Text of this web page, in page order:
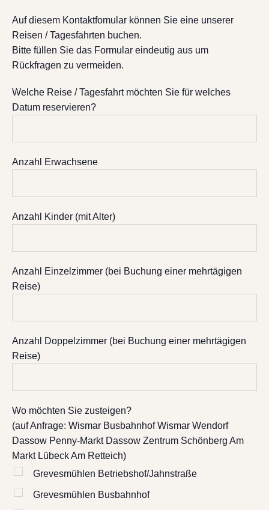
Auf diesem Kontaktfomular können Sie eine unserer
Reisen / Tagesfahrten buchen.
Bitte füllen Sie das Formular eindeutig aus um
Rückfragen zu vermeiden.
Welche Reise / Tagesfahrt möchten Sie für welches
Datum reservieren?
Anzahl Erwachsene
Anzahl Kinder (mit Alter)
Anzahl Einzelzimmer (bei Buchung einer mehrtägigen
Reise)
Anzahl Doppelzimmer (bei Buchung einer mehrtägigen
Reise)
Wo möchten Sie zusteigen?
(auf Anfrage: Wismar Busbahnhof Wismar Wendorf
Dassow Penny-Markt Dassow Zentrum Schönberg Am
Markt Lübeck Am Retteich)
Grevesmühlen Betriebshof/Jahnstraße
Grevesmühlen Busbahnhof